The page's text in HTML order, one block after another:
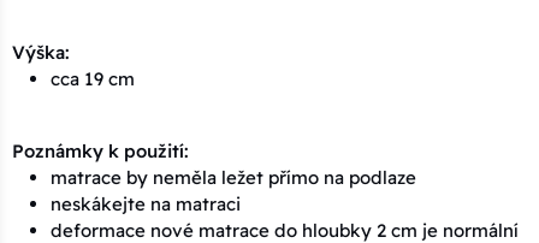
Výška:
cca 19 cm
Poznámky k použití:
matrace by neměla ležet přímo na podlaze
neskákejte na matraci
deformace nové matrace do hloubky 2 cm je normální